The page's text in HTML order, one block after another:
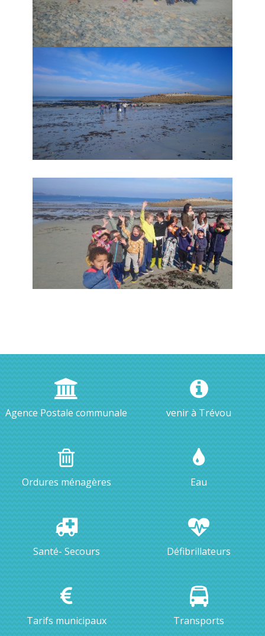
Agence Postale communale venir à Trévou
Ordures ménagères Eau
Santé- Secours Défibrillateurs
Tarifs municipaux Transports